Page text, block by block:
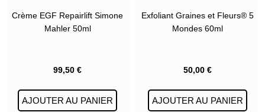
Crème EGF Repairlift Simone
Mahler 50ml
99,50€
AJOUTER AU PANIER
Exfoliant Graines et Fleurs® 5
Mondes 60ml
50,00 €
AJOUTER AU PANIER